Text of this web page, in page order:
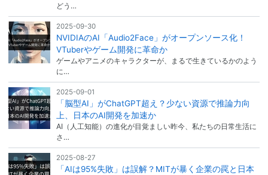
どう…
2025-09-30
NVIDIAのAI「Audio2Face」がオープンソース化！
VTuberやゲーム開発に革命か
ゲームやアニメのキャラクターが、まるで生きているかのよう
に…
2025-09-01
「脳型AI」がChatGPT超え？少ない資源で推論力向
上、日本のAI開発を加速か
AI（人工知能）の進化が目覚ましい昨今、私たちの日常生活に
さ…
2025-08-27
「AIは95%失敗」は誤解？MITが暴く企業の罠と日本